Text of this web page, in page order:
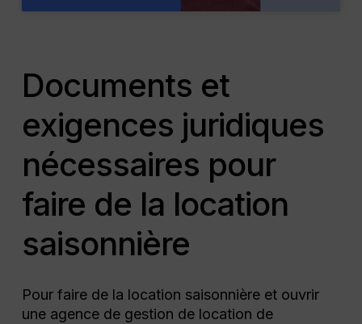
Documents et
exigences juridiques
nécessaires pour
faire de la location
saisonnière
Pour faire de la location saisonnière et ouvrir
une agence de gestion de location de